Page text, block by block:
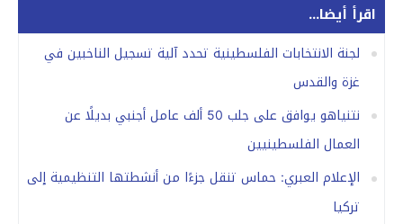
اقرأ أيضا...
لجنة الانتخابات الفلسطينية تحدد آلية تسجيل الناخبين في
غزة والقدس
نتنياهو يوافق على جلب 50 ألف عامل أجنبي بديلًا عن
العمال الفلسطينيين
الإعلام العبري: حماس تنقل جزءًا من أنشطتها التنظيمية إلى
تركيا